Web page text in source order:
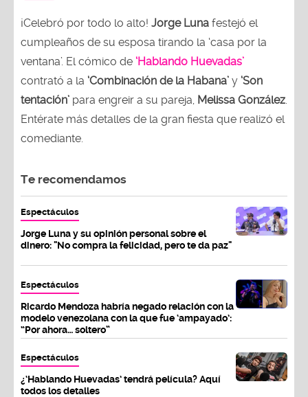
¡Celebró por todo lo alto! Jorge Luna festejó el
cumpleaños de su esposa tirando la ‘casa por la
ventana’. El cómico de ‘Hablando Huevadas’
contrató a la ‘Combinación de la Habana’ y ‘Son
tentación’ para engreir a su pareja, Melissa González
Entérate más detalles de la gran fiesta que realizó el
comediante.
Te recomendamos
Espectáculos
Jorge Luna y su opinión personal sobre el
dinero: "No compra la felicidad, pero te da paz"
Espectáculos
Ricardo Mendoza habría negado relación con la
modelo venezolana con la que fue ‘ampayado’:
“Por ahora… soltero”
Espectáculos
¿‘Hablando Huevadas’ tendrá película? Aquí
todos los detalles